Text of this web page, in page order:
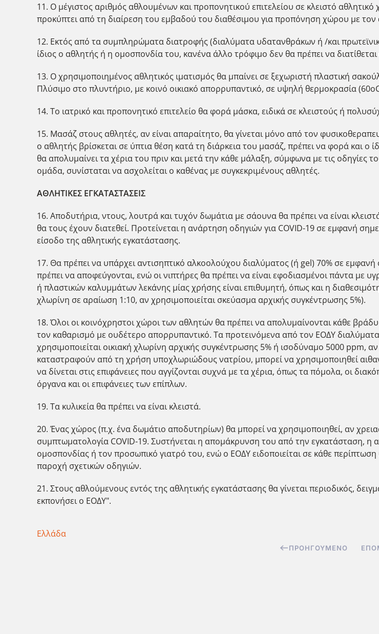
11. Ο μέγιστος αριθμός αθλουμένων και προπονητικού επιτελείου σε κλειστό
προκύπτει από τη διαίρεση του εμβαδού του διαθέσιμου για προπόνηση χώρου με τον
12. Εκτός από τα συμπληρώματα διατροφής (διαλύματα υδατανθράκων ή /και
ίδιος ο αθλητής ή η ομοσπονδία του, κανένα άλλο τρόφιμο δεν θα πρέπει να
13. Ο χρησιμοποιημένος αθλητικός ιματισμός θα μπαίνει σε ξεχωριστή πλαστική
Πλύσιμο στο πλυντήριο, με κοινό οικιακό απορρυπαντικό, σε υψηλή θερμοκρασία
14. Το ιατρικό και προπονητικό επιτελείο θα φορά μάσκα, ειδικά σε κλειστούς ή
15. Μασάζ στους αθλητές, αν είναι απαραίτητο, θα γίνεται μόνο από τον
ο αθλητής βρίσκεται σε ύπτια θέση κατά τη διάρκεια του μασάζ, πρέπει να φορά και ο
θα απολυμαίνει τα χέρια του πριν και μετά την κάθε μάλαξη, σύμφωνα με τις
ομάδα, συνίσταται να ασχολείται ο καθένας με συγκεκριμένους αθλητές.
ΑΘΛΗΤΙΚΕΣ ΕΓΚΑΤΑΣΤΑΣΕΙΣ
16. Αποδυτήρια, ντους, λουτρά και τυχόν δωμάτια με σάουνα θα πρέπει να είναι
θα τους έχουν διατεθεί. Προτείνεται η ανάρτηση οδηγιών για COVID-19 σε εμφανή
είσοδο της αθλητικής εγκατάστασης.
17. Θα πρέπει να υπάρχει αντισηπτικό αλκοολούχου διαλύματος (ή gel) 70% σε
πρέπει να αποφεύγονται, ενώ οι νιπτήρες θα πρέπει να είναι εφοδιασμένοι πάντα με
ή πλαστικών καλυμμάτων λεκάνης μίας χρήσης είναι επιθυμητή, όπως και η
χλωρίνη σε αραίωση 1:10, αν χρησιμοποιείται σκεύασμα αρχικής συγκέντρωσης 5%).
18. Όλοι οι κοινόχρηστοι χώροι των αθλητών θα πρέπει να απολυμαίνονται κάθε
τον καθαρισμό με ουδέτερο απορρυπαντικό. Τα προτεινόμενα από τον ΕΟΔΥ
χρησιμοποιείται οικιακή χλωρίνη αρχικής συγκέντρωσης 5% ή ισοδύναμο 5000 ppm,
καταστραφούν από τη χρήση υποχλωριώδους νατρίου, μπορεί να χρησιμοποιηθεί
να δίνεται στις επιφάνειες που αγγίζονται συχνά με τα χέρια, όπως τα πόμολα, οι
όργανα και οι επιφάνειες των επίπλων.
19. Τα κυλικεία θα πρέπει να είναι κλειστά.
20. Ένας χώρος (π.χ. ένα δωμάτιο αποδυτηρίων) θα μπορεί να χρησιμοποιηθεί, αν
συμπτωματολογία COVID-19. Συστήνεται η απομάκρυνση του από την εγκατάσταση, η
ομοσπονδίας ή τον προσωπικό γιατρό του, ενώ ο ΕΟΔΥ ειδοποιείται σε κάθε
παροχή σχετικών οδηγιών.
21. Στους αθλούμενους εντός της αθλητικής εγκατάστασης θα γίνεται περιοδικός,
εκπονήσει ο ΕΟΔΥ".
Ελλάδα
ΠΡΟΗΓΟΎΜΕΝΟ